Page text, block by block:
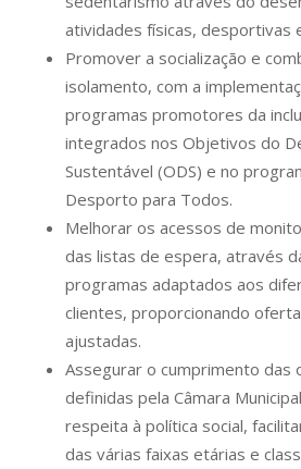
atividades físicas, desportivas
Promover a socialização e
isolamento, com a
programas promotores da
integrados nos Objetivos do
Sustentável (ODS) e no
Desporto para Todos.
Melhorar os acessos de
das listas de espera, através
programas adaptados aos
clientes, proporcionando
ajustadas.
Assegurar o cumprimento das
definidas pela Câmara
respeita à política social,
das várias faixas etárias e